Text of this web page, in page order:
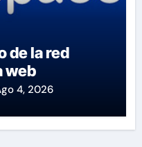
de la red
web
4, 2026